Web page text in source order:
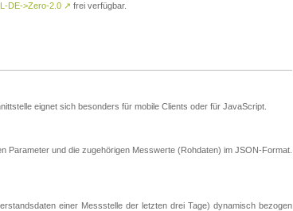
DE->Zero-2.0 ↗ frei verfügbar.
eignet sich besonders für mobile Clients oder für JavaScript.
Parameter und die zugehörigen Messwerte (Rohdaten) im JSON-Format.
einer Messstelle der letzten drei Tage) dynamisch bezogen